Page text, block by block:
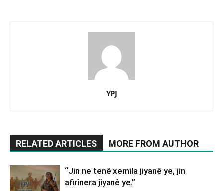
YPJ
RELATED ARTICLES MORE FROM AUTHOR
“Jin ne tenê xemila jiyanê ye, jin
afirînera jiyanê ye.”